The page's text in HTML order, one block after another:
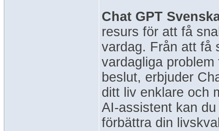
Chat GPT
resurs för att få
vardag. Från att få
vardagliga
beslut, erbjuder
ditt liv enklare och
AI-assistent kan
förbättra din